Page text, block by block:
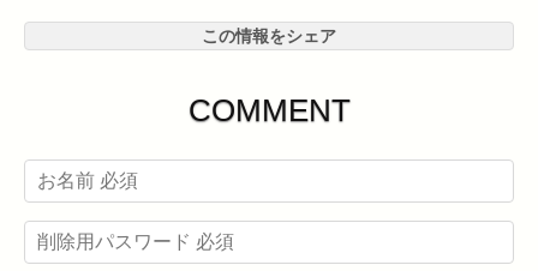
この情報をシェア
COMMENT